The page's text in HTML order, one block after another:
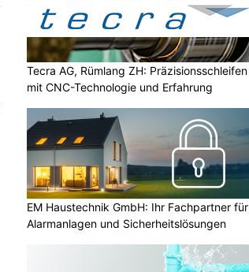
Tecra AG, Rümlang ZH: Präzisionsschleifen
mit CNC-Technologie und Erfahrung
EM Haustechnik GmbH: Ihr Fachpartner für
Alarmanlagen und Sicherheitslösungen